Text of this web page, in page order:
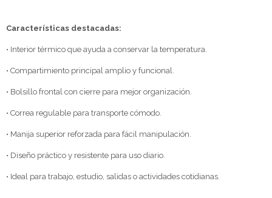
Características destacadas:
• Interior térmico que ayuda a conservar la temperatura.
• Compartimiento principal amplio y funcional.
• Bolsillo frontal con cierre para mejor organización.
• Correa regulable para transporte cómodo.
• Manija superior reforzada para fácil manipulación.
• Diseño práctico y resistente para uso diario.
• Ideal para trabajo, estudio, salidas o actividades cotidianas.